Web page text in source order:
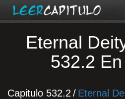
Eternal
532.2
Capitulo 532.2 / Eternal